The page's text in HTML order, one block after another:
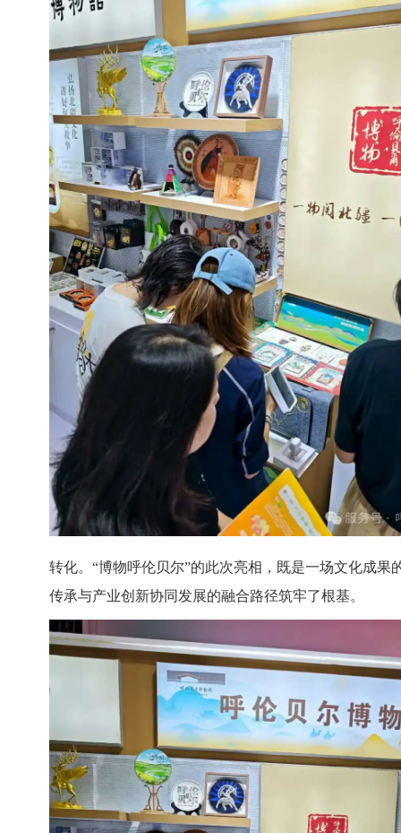
转化。 “博物呼伦贝尔”的此次亮相，既是一场文化成
传承与产业创新协同发展的融合路径筑牢了根基。